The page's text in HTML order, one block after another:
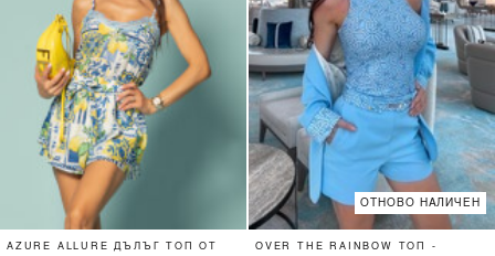
AZURE ALLURE ДЪЛЪГ ТОП ОТ
ОТНОВО НАЛИЧЕН
OVER THE RAINBOW ТОП -